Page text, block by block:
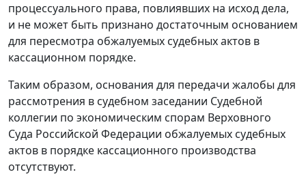
процессуального права, повлиявших на исход дела,
и не может быть признано достаточным основанием
для пересмотра обжалуемых судебных актов в
кассационном порядке.
Таким образом, основания для передачи жалобы для
рассмотрения в судебном заседании Судебной
коллегии по экономическим спорам Верховного
Суда Российской Федерации обжалуемых судебных
актов в порядке кассационного производства
отсутствуют.